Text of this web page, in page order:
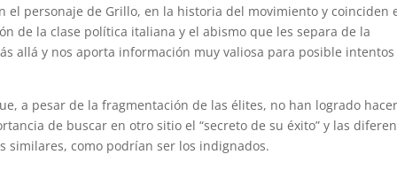
personaje de Grillo, en la historia del movimiento y coinciden
de la clase política italiana y el abismo que les separa de la
allá y nos aporta información muy valiosa para posible
a pesar de la fragmentación de las élites, no han logrado
de buscar en otro sitio el “secreto de su éxito” y las
similares, como podrían ser los indignados.